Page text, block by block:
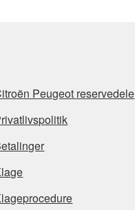
Peugeot reservedele